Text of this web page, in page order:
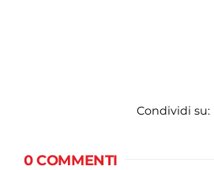
Condividi su:
0 COMMENTI